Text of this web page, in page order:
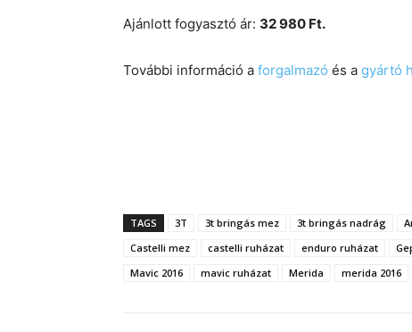
Ajánlott fogyasztó ár: 32 980 Ft.
További információ a forgalmazó és a gyártó
TAGS 3T 3t bringás mez 3t bringás nadrág
Castelli mez
castelli ruházat enduro ruházat
Mavic 2016
mavic ruházat Merida merida 2016